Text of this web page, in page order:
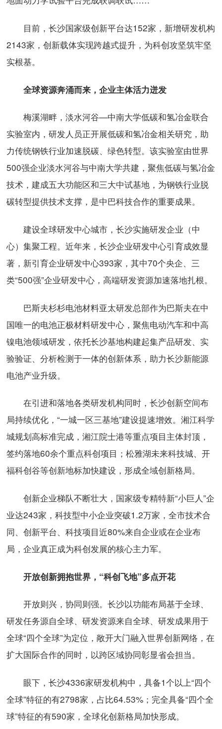
目前，长沙国家级创新平台达152家，新增研发机构
2143家，创新载体实现跨越式提升，为科创攻坚筑牢坚
实根基。
全球资源奔涌而来，企业主体活力迸发
梅溪湖畔，淡水河谷—中南大学低碳和氢冶金联合
实验室内，研发人员正开展低碳和氢冶金相关研究，助
力传统钢铁行业加速脱碳、绿色转型。该实验室由世界
500强企业淡水河谷与中南大学共建，聚焦低碳与氢冶金
技术，建成五大功能区和三大中试基地，为钢铁行业脱
碳转型提供技术支撑，是中巴科技合作的重要成果。
建设全球研发中心城市，长沙实施研发企业（中
心）集聚工程。近年来，长沙企业研发中心引育成效显
著，新引育企业研发中心393家，其中70个央企、三
类“500强”企业研发中心，高端研发资源加速落地扎根。
巴斯夫杉杉电池材料亚太研发总部作为巴斯夫在中
国唯一的电池正极材料研发中心，聚焦电动汽车和中高
镍电池领域研发，依托长沙基地构建起集产品研发、实
验验证、分析检测于一体的创新体系，助力长沙新能源
电池产业升级。
在引进和落地各类研发机构同时，长沙创新空间布
局持续优化，“一城一区三基地”建设提速增效。湘江科学
城规划高标准完成，湘江院士港等重点项目主体封顶，
签约落地60余个重点科创项目；松雅湖未来科技城、开
福科创谷等创新地标加快建设，形成全域创新格局。
创新企业梯队不断壮大，国家级专精特新“小巨人”企
业达243家，科技型中小企业突破1.2万家，全市技术合
同、创新平台、科技项目近80%来自企业或在企业布
局，企业真正成为科创发展的核心主力军。
开放创新拥抱世界，“科创飞地”多点开花
开放则兴，协同则强。长沙以功能布局基于全球、
研发任务源自全球、研发资源来自全球、研发成果用于
全球“四个全球”为定位，敞开大门融入世界创新网络，在
扩大国际合作的同时，以跨区域协同彰显省会担当。
眼下，长沙4336家研发机构中，具备1个以上“四个
全球”特征的有2798家，占比64.53%；完全具备“四个全
球”特征的有590家，全球化创新格局加快形成。